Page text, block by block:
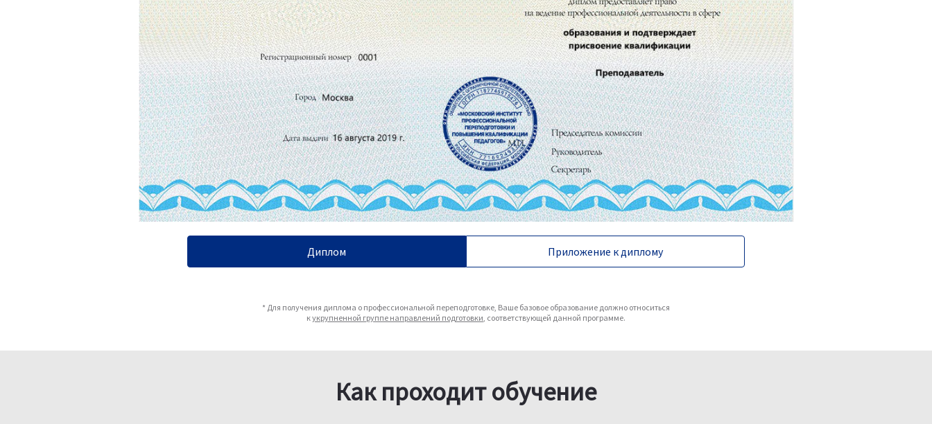
Диплом Приложение к диплому
* Для получения диплома о профессиональной переподготовке, Ваше базовое образование должно относиться
кукрупненной группе направлений подготовки, соответствующей данной программе.
Как проходит обучение